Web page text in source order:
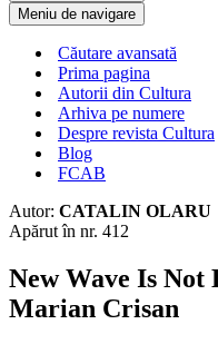
Meniu de navigare
Căutare avansată
Prima pagina
Autorii din Cultura
Arhiva pe numere
Despre revista Cultura
Blog
FCAB
Autor: CATALIN OLARU
Apărut în nr. 412
New Wave Is Not
Marian Crisan